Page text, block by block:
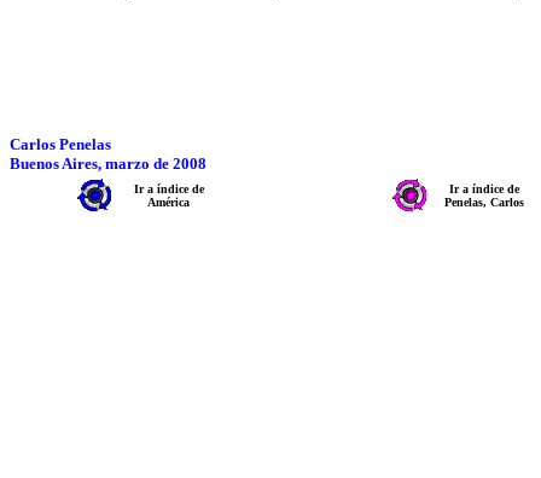
Carlos Penelas
Buenos Aires, marzo de 2008
Ir a índice de
América
Ir a índice de
Penelas, Carlos